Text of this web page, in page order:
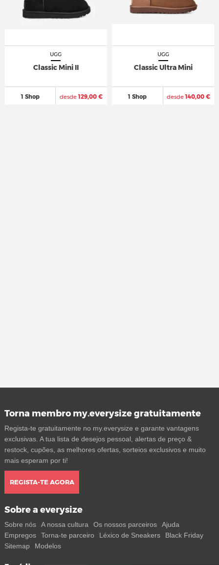
UGG
Classic Mini II
1 Shop desde129,00 €
UGG
Classic Ultra Mini
1 Shop desde140,00 €
Torna membro my.everysize gratuitamente
Regista-te gratuitamente no my.everysize e garante vantagens
exclusivas. A tua lista de desejos pessoal, alertas de preço &
restock, cupões, as melhores ofertas, sorteios exclusivos e muito
mais esperam por ti!
REGISTA-TE AGORA
Sobre a everysize
Sobre nós A nossa cultura Os nossos parceiros
Ajuda
Empregos
Torna-te parceiro Léxico de Sneakers
Black Friday
Sitemap
Modelos